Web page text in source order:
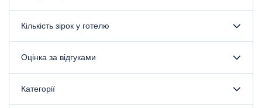
Кількість зірок у готелю
Оцінка за відгуками
Категорії